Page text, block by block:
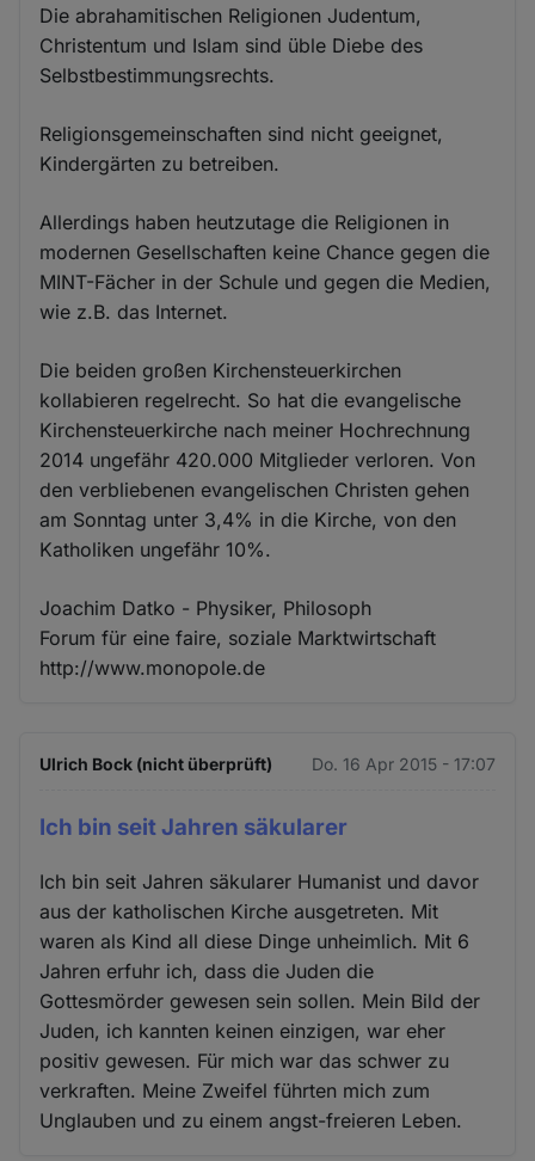
Die abrahamitischen Religionen Judentum,
Christentum und Islam sind üble Diebe des
Selbstbestimmungsrechts.
Religionsgemeinschaften sind nicht geeignet,
Kindergärten zu betreiben.
Allerdings haben heutzutage die Religionen in
modernen Gesellschaften keine Chance gegen die
MINT-Fächer in der Schule und gegen die Medien,
wie z.B. das Internet.
Die beiden großen Kirchensteuerkirchen
kollabieren regelrecht. So hat die evangelische
Kirchensteuerkirche nach meiner Hochrechnung
2014 ungefähr 420.000 Mitglieder verloren. Von
den verbliebenen evangelischen Christen gehen
am Sonntag unter 3,4% in die Kirche, von den
Katholiken ungefähr 10%.
Joachim Datko - Physiker, Philosoph
Forum für eine faire, soziale Marktwirtschaft
http://www.monopole.de
Ulrich Bock (nicht überprüft) Do. 16 Apr 2015 - 17:07
Ich bin seit Jahren säkularer
Ich bin seit Jahren säkularer Humanist und davor
aus der katholischen Kirche ausgetreten. Mit
waren als Kind all diese Dinge unheimlich. Mit 6
Jahren erfuhr ich, dass die Juden die
Gottesmörder gewesen sein sollen. Mein Bild der
Juden, ich kannten keinen einzigen, war eher
positiv gewesen. Für mich war das schwer zu
verkraften. Meine Zweifel führten mich zum
Unglauben und zu einem angst-freieren Leben.